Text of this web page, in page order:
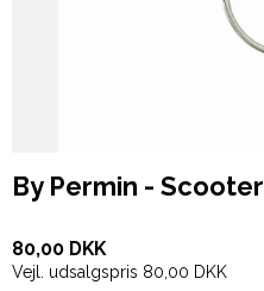
By Permin - Scooter
80,00 DKK
Vejl. udsalgspris 80,00 DKK